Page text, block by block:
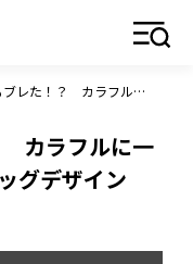
えっ！ こっちもブレた！？ カラフルに一新されたピンのキャディバッグデザイン
カラフルに一
グデザイン